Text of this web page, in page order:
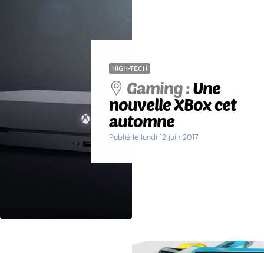
HIGH-TECH
Gaming :Une
nouvelle XBox cet
automne
Publié le lundi 12 juin 2017